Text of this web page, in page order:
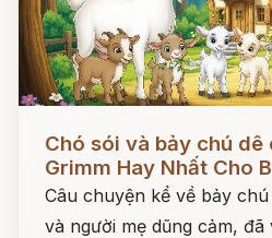
Chó sói và bảy chú
Grimm Hay Nhất Cho
Câu chuyện kể về bảy
và người mẹ dũng cảm,